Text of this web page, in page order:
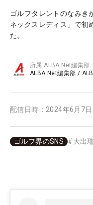
ゴルフタレントのなみき
ネックスレディス」で初
た。
所属ALBA Net編集部
ALBA Net編集部 /
配信日時： 2024年6月7
ゴルフ界のSNS #大出